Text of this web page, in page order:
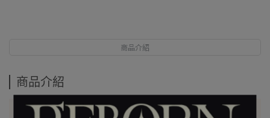
商品介紹
商品介紹